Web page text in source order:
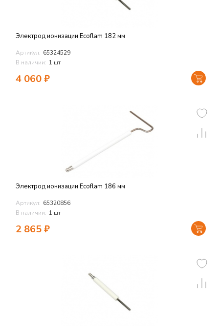
Электрод ионизации Ecoflam 182 мм
Артикул: 65324529
В наличии: 1 шт
4 060₽
Электрод ионизации Ecoflam 186 мм
Артикул: 65320856
В наличии: 1 шт
2 865₽